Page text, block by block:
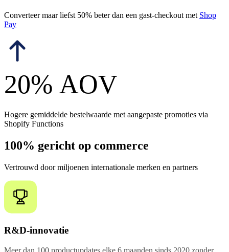
Converteer maar liefst 50% beter dan een gast-checkout met Shop
Pay
20% AOV
Hogere gemiddelde bestelwaarde met aangepaste promoties via
Shopify Functions
100% gericht op commerce
Vertrouwd door miljoenen internationale merken en partners
R&D-innovatie
Meer dan 100 productupdates elke 6 maanden sinds 2020 zonder